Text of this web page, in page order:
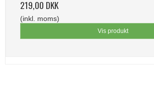
219,00 DKK
(inkl. moms)
Vis produkt